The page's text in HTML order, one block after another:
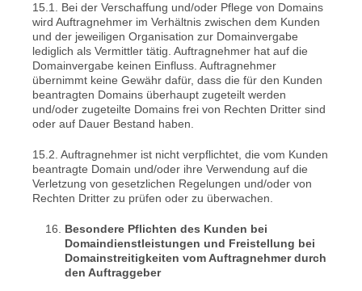
15.1. Bei der Verschaffung und/oder Pflege von Domains
wird Auftragnehmer im Verhältnis zwischen dem Kunden
und der jeweiligen Organisation zur Domainvergabe
lediglich als Vermittler tätig. Auftragnehmer hat auf die
Domainvergabe keinen Einfluss. Auftragnehmer
übernimmt keine Gewähr dafür, dass die für den Kunden
beantragten Domains überhaupt zugeteilt werden
und/oder zugeteilte Domains frei von Rechten Dritter sind
oder auf Dauer Bestand haben.
15.2. Auftragnehmer ist nicht verpflichtet, die vom Kunden
beantragte Domain und/oder ihre Verwendung auf die
Verletzung von gesetzlichen Regelungen und/oder von
Rechten Dritter zu prüfen oder zu überwachen.
Besondere Pflichten des Kunden bei
Domaindienstleistungen und Freistellung bei
Domainstreitigkeiten vom Auftragnehmer durch
den Auftraggeber